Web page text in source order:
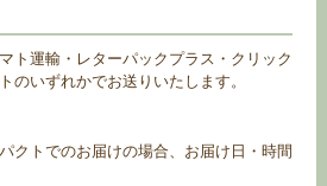
ト運輸・レターパックプラス・クリック
のいずれかでお送りいたします。
クトでのお届けの場合、お届け日・時間